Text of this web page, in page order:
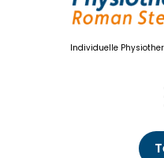
Individuelle